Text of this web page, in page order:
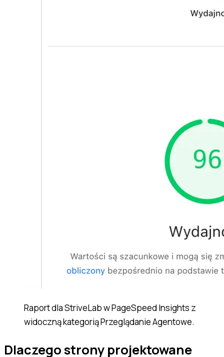
Raport dla StriveLab w PageSpeed Insights z
widoczną kategorią Przeglądanie Agentowe.
Dlaczego strony projektowane